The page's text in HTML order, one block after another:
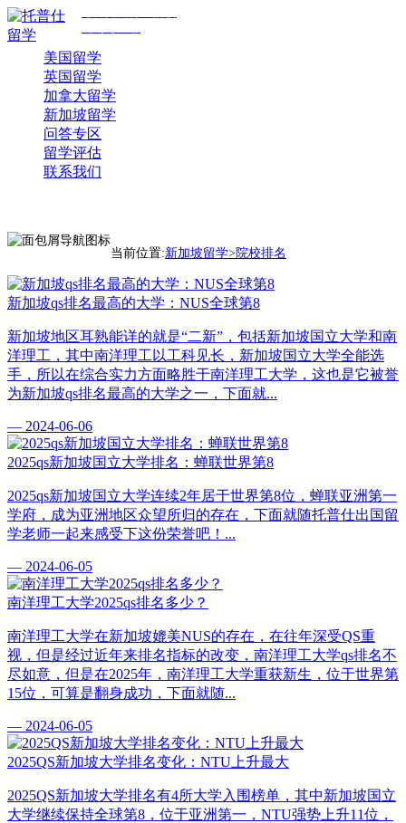
美国留学
英国留学
加拿大留学
新加坡留学
问答专区
留学评估
联系我们
当前位置:新加坡留学>院校排名
新加坡qs排名最高的大学：NUS全球第8
新加坡地区耳熟能详的就是“二新”，包括新加坡国立大学和南
洋理工，其中南洋理工以工科见长，新加坡国立大学全能选
手，所以在综合实力方面略胜于南洋理工大学，这也是它被誉
为新加坡qs排名最高的大学之一，下面就...
— 2024-06-06
2025qs新加坡国立大学排名：蝉联世界第8
2025qs新加坡国立大学连续2年居于世界第8位，蝉联亚洲第一
学府，成为亚洲地区众望所归的存在，下面就随托普仕出国留
学老师一起来感受下这份荣誉吧！...
— 2024-06-05
南洋理工大学2025qs排名多少？
南洋理工大学在新加坡媲美NUS的存在，在往年深受QS重
视，但是经过近年来排名指标的改变，南洋理工大学qs排名不
尽如意，但是在2025年，南洋理工大学重获新生，位于世界第
15位，可算是翻身成功，下面就随...
— 2024-06-05
2025QS新加坡大学排名变化：NTU上升最大
2025QS新加坡大学排名有4所大学入围榜单，其中新加坡国立
大学继续保持全球第8，位于亚洲第一，NTU强势上升11位，